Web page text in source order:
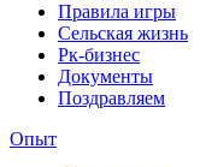
Правила игры
Сельская жизнь
Рк-бизнес
Документы
Поздравляем
Опыт